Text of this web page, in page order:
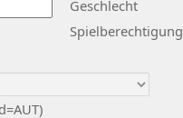
Geschlecht
Spielberechtigung